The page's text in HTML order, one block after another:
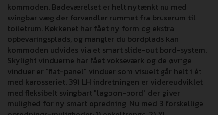
kommoden. Badeværelset er helt nytænkt nu med
svingbar væg der forvandler rummet fra bruserum til
toiletrum. Køkkenet har fået ny form og ekstra
opbevaringsplads, og mangler du bordplads kan
kommoden udvides via et smart slide-out bord-system.
Skylight vinduerne har fået vokseværk og de øvrige
vinduer er "flat-panel" vinduer som visuelt går helt i ét
med karosseriet. 391 LH indretningen er videreudviklet
med fleksibelt svingbart "lagoon-bord" der giver
mulighed for ny smart opredning. Nu med 3 forskellige